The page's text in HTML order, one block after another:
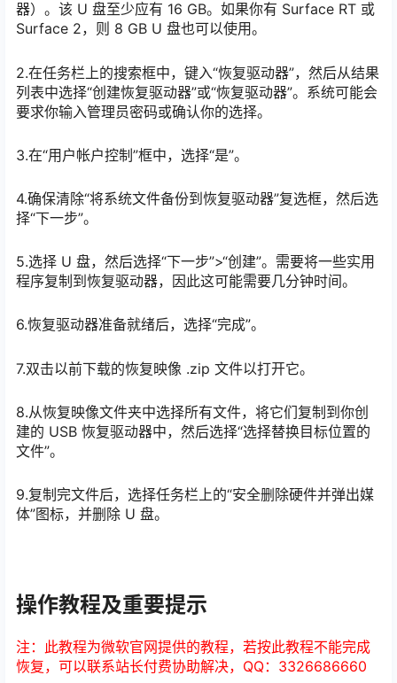
器）。该 U 盘至少应有 16 GB。如果你有 Surface RT 或
Surface 2，则 8 GB U 盘也可以使用。
2.在任务栏上的搜索框中，键入“恢复驱动器”，然后从结果
列表中选择“创建恢复驱动器”或“恢复驱动器”。系统可能会
要求你输入管理员密码或确认你的选择。
3.在“用户帐户控制”框中，选择“是”。
4.确保清除“将系统文件备份到恢复驱动器”复选框，然后选
择“下一步”。
5.选择 U 盘，然后选择“下一步”>“创建”。需要将一些实用
程序复制到恢复驱动器，因此这可能需要几分钟时间。
6.恢复驱动器准备就绪后，选择“完成”。
7.双击以前下载的恢复映像 .zip 文件以打开它。
8.从恢复映像文件夹中选择所有文件，将它们复制到你创
建的 USB 恢复驱动器中，然后选择“选择替换目标位置的
文件”。
9.复制完文件后，选择任务栏上的“安全删除硬件并弹出媒
体”图标，并删除 U 盘。
操作教程及重要提示
注：此教程为微软官网提供的教程，若按此教程不能完成
恢复，可以联系站长付费协助解决，QQ：3326686660